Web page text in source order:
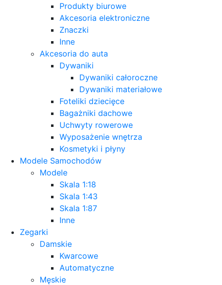
Produkty biurowe
Akcesoria elektroniczne
Znaczki
Inne
Akcesoria do auta
Dywaniki
Dywaniki całoroczne
Dywaniki materiałowe
Foteliki dziecięce
Bagażniki dachowe
Uchwyty rowerowe
Wyposażenie wnętrza
Kosmetyki i płyny
Modele Samochodów
Modele
Skala 1:18
Skala 1:43
Skala 1:87
Inne
Zegarki
Damskie
Kwarcowe
Automatyczne
Męskie